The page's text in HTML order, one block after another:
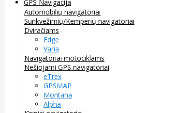
GPS Navigacija
Automobilių navigatoriai
Sunkvežimių/Kemperių navigatoriai
Dviračiams
Edge
Varia
Navigatoriai motociklams
Nešiojami GPS navigatoriai
eTrex
GPSMAP
Montana
Alpha